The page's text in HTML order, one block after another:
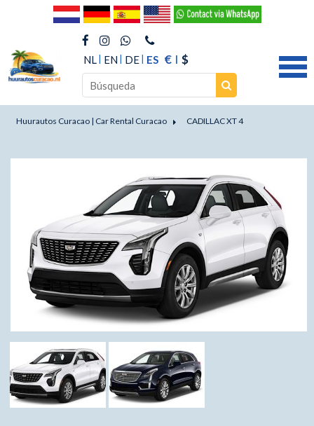
NL EN DE ES € $
Huurautos Curacao | Car Rental Curacao CADILLAC XT 4